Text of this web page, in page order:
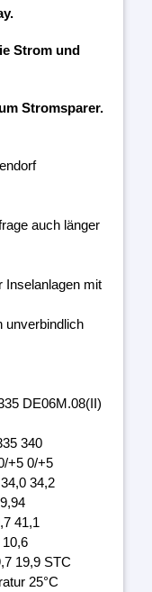
Strom und
Stromsparer.
auch länger
Inselanlagen mit
unverbindlich
DE06M.08(II)
340
+5 0/+5
34,2
41,1
19,9 STC
25°C